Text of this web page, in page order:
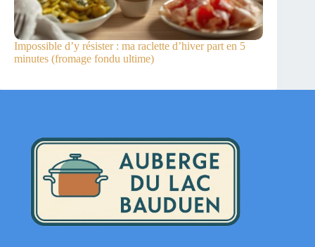
Impossible d’y résister : ma raclette d’hiver part en 5
minutes (fromage fondu ultime)